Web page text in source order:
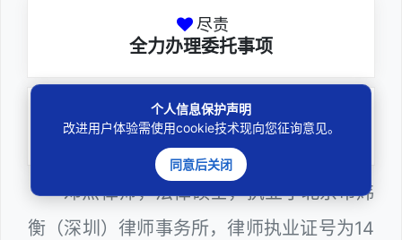
尽责
全力办理委托事项
务实
扎实维护合法权益
邓杰律师，法律硕士，执业于北京市炜
衡（深圳）律师事务所，律师执业证号为14
个人信息保护声明
改进用户体验需使用cookie技术现向您征询意见。
同意后关闭